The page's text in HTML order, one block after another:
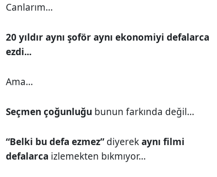
Canlarım...
20 yıldır aynı şoför aynı ekonomiyi defalarca
ezdi...
Ama...
Seçmen çoğunluğu bunun farkında değil...
“Belki bu defa ezmez”diyerekaynı filmi
defalarca izlemekten bıkmıyor...